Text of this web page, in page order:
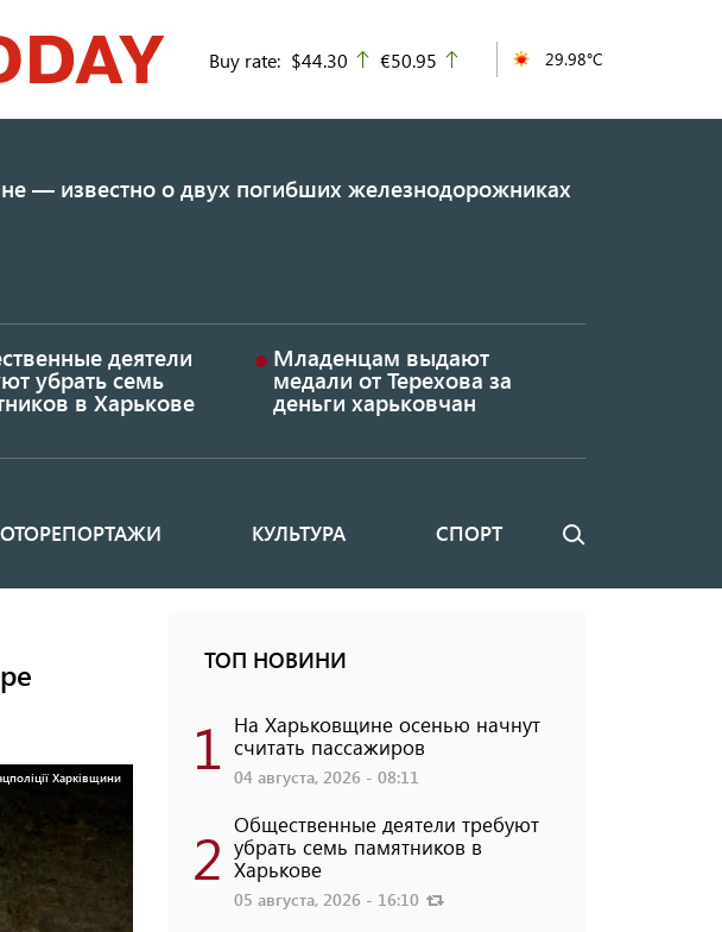
Buy rate: $44.30 up
€50.95 29.98°C
— известно о двух погибших железнодорожниках
деятели
убрать семь
в Харькове
Младенцам выдают
медали от Терехова за
деньги харьковчан
КУЛЬТУРА СПОРТ Поиск
Харківщини
ТОП НОВИНИ
1 На Харьковщине осенью начнут
считать пассажиров
04 августа, 2026 - 08:11
2 Общественные деятели требуют
убрать семь памятников в
Харькове
05 августа, 2026 - 16:10